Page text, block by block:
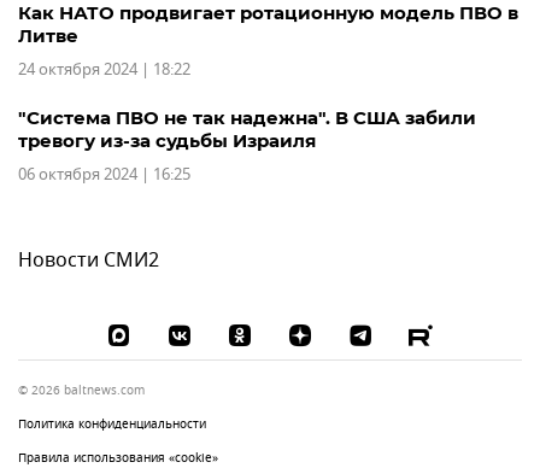
Как НАТО продвигает ротационную модель ПВО в
Литве
24 октября 2024 | 18:22
"Система ПВО не так надежна". В США забили
тревогу из-за судьбы Израиля
06 октября 2024 | 16:25
Новости СМИ2
© 2026 baltnews.com
Политика конфиденциальности
Правила использования «cookie»